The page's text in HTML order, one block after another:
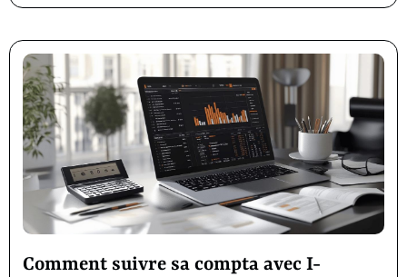
Comment suivre sa compta avec I-